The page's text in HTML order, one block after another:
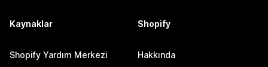
Kaynaklar
Shopify Yardım Merkezi
Shopify
Hakkında